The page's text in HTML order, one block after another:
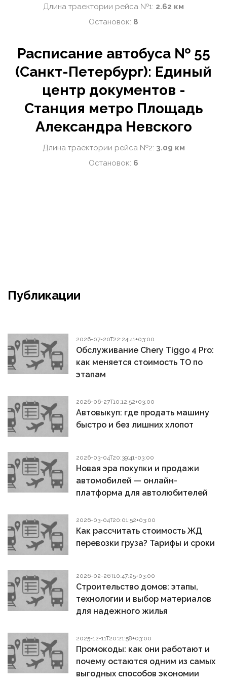
Длина траектории рейса №1: 2.62 км
Остановок: 8
Расписание автобуса № 55
(Санкт-Петербург): Единый
центр документов -
Станция метро Площадь
Александра Невского
Длина траектории рейса №2: 3.09 км
Остановок: 6
Публикации
2026-07-20T22:24:41+03:00
Обслуживание Chery Tiggo 4 Pro:
как меняется стоимость ТО по
этапам
2026-06-27T10:12:52+03:00
Автовыкуп: где продать машину
быстро и без лишних хлопот
2026-03-04T20:39:41+03:00
Новая эра покупки и продажи
автомобилей — онлайн-
платформа для автолюбителей
2026-03-04T20:01:52+03:00
Как рассчитать стоимость ЖД
перевозки груза? Тарифы и сроки
2026-02-26T10:47:25+03:00
Строительство домов: этапы,
технологии и выбор материалов
для надежного жилья
2025-12-11T20:21:58+03:00
Промокоды: как они работают и
почему остаются одним из самых
выгодных способов экономии